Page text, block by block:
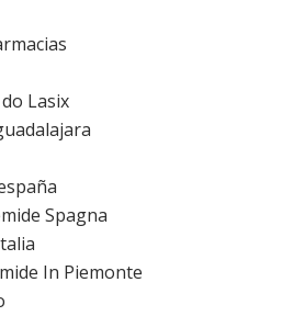
Lasix
Spagna
In Piemonte